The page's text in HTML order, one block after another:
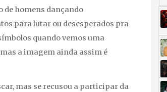
de homens dançando
para lutar ou desesperados pra
quando vemos uma
a imagem ainda assim é
mas se recusou a participar da